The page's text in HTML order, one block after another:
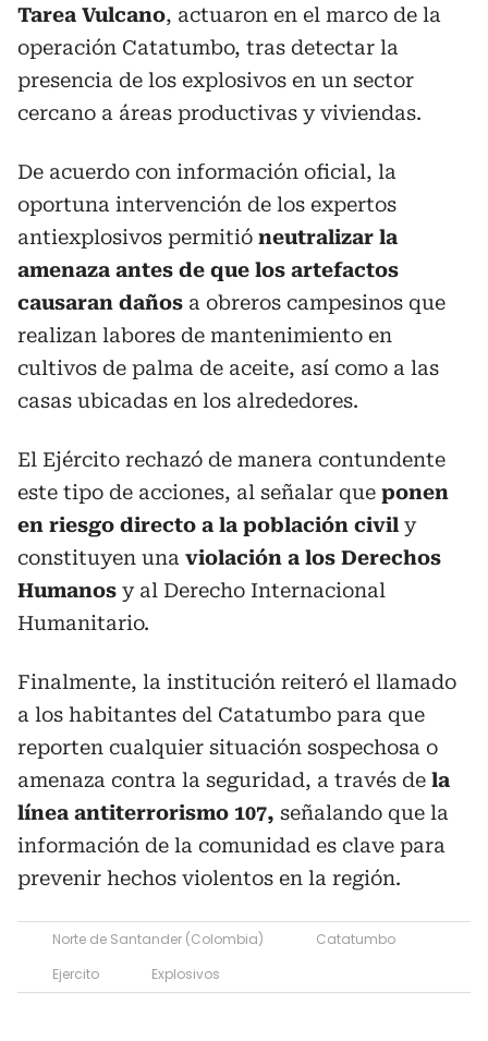
Tarea Vulcano, actuaron en el marco de la
operación Catatumbo, tras detectar la
presencia de los explosivos en un sector
cercano a áreas productivas y viviendas.
De acuerdo con información oficial, la
oportuna intervención de los expertos
antiexplosivos permitió neutralizar la
amenaza antes de que los artefactos
causaran daños a obreros campesinos que
realizan labores de mantenimiento en
cultivos de palma de aceite, así como a las
casas ubicadas en los alrededores.
El Ejército rechazó de manera contundente
este tipo de acciones, al señalar que ponen
en riesgo directo a la población civil y
constituyen una violación a los Derechos
Humanos y al Derecho Internacional
Humanitario.
Finalmente, la institución reiteró el llamado
a los habitantes del Catatumbo para que
reporten cualquier situación sospechosa o
amenaza contra la seguridad, a través de la
línea antiterrorismo 107, señalando que la
información de la comunidad es clave para
prevenir hechos violentos en la región.
Norte de Santander (Colombia)
Catatumbo
Ejercito
Explosivos